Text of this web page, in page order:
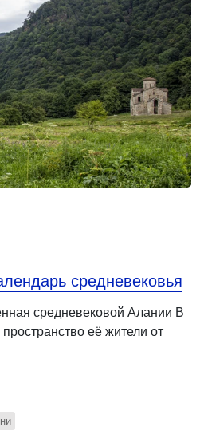
средневековья
средневековой Алании В
её жители от